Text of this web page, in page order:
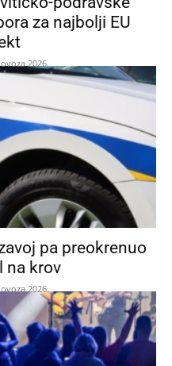
za najbolji EU
2026.
pa preokrenuo
na krov
2026.